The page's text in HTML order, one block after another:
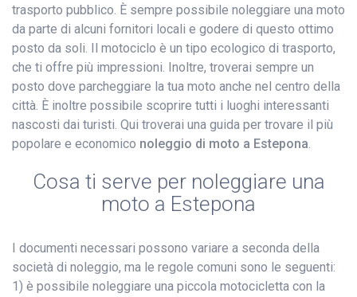
trasporto pubblico. È sempre possibile noleggiare una moto
da parte di alcuni fornitori locali e godere di questo ottimo
posto da soli. Il motociclo è un tipo ecologico di trasporto,
che ti offre più impressioni. Inoltre, troverai sempre un
posto dove parcheggiare la tua moto anche nel centro della
città. È inoltre possibile scoprire tutti i luoghi interessanti
nascosti dai turisti. Qui troverai una guida per trovare il più
popolare e economico noleggio di moto a Estepona.
Cosa ti serve per noleggiare una
moto a Estepona
I documenti necessari possono variare a seconda della
società di noleggio, ma le regole comuni sono le seguenti:
1) è possibile noleggiare una piccola motocicletta con la